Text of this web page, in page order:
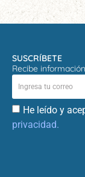
SUSCRÍBETE
Recibe
He leído y
privacidad.